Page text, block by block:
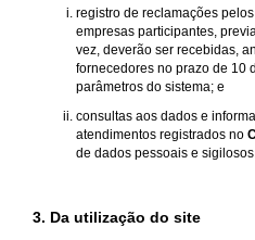
registro de reclamações
empresas participantes,
vez, deverão ser recebidas,
fornecedores no prazo de 10
parâmetros do sistema; e
consultas aos dados e
atendimentos registrados no
de dados pessoais e sigilosos.
3. Da utilização do site